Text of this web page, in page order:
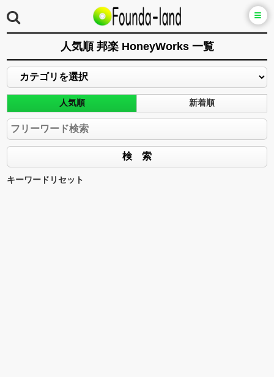
人気順 邦楽 HoneyWorks 一覧
人気順 新着順
キーワードリセット